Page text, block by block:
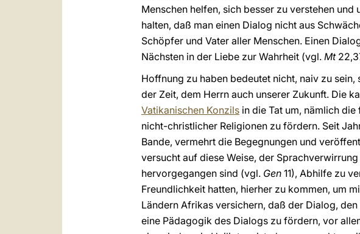
Menschen helfen, sich besser zu verstehen
halten, daß man einen Dialog nicht aus
Schöpfer und Vater aller Menschen. Einen
Nächsten in der Liebe zur Wahrheit (vgl. Mt
Hoffnung zu haben bedeutet nicht, naiv zu
der Zeit, dem Herrn auch unserer Zukunft. Die
Vatikanischen Konzils in die Tat um, nämlich
nicht-christlicher Religionen zu fördern. Seit
Bande, vermehrt die Begegnungen und
versucht auf diese Weise, der
hervorgegangen sind (vgl. Gen 11), Abhilfe zu
Freundlichkeit hatten, hierher zu kommen, um
Ländern Afrikas versichern, daß der Dialog,
eine Pädagogik des Dialogs zu fördern, vor